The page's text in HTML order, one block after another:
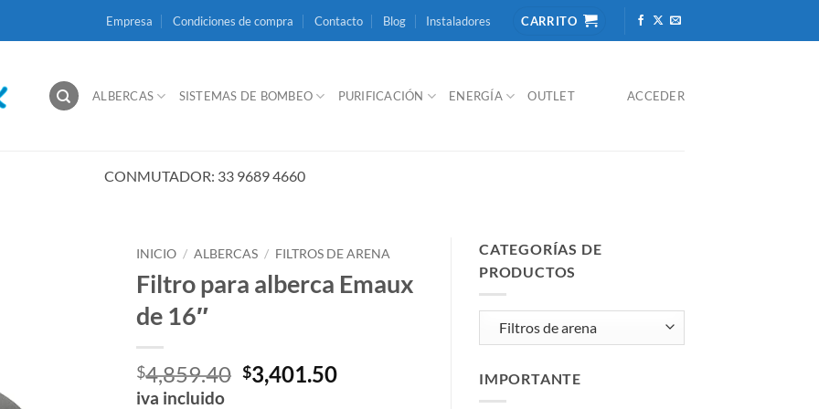
Empresa Condiciones de compra Contacto Blog Instaladores CARRITO
ALBERCAS SISTEMAS DE BOMBEO PURIFICACIÓN ENERGÍA OUTLET ACCEDER
CONMUTADOR: 33 9689 4660
INICIO / ALBERCAS / FILTROS DE ARENA
Filtro para alberca Emaux
de 16″
$4,859.40 El
precio
$3,401.50El
iva incluido
CATEGORÍAS DE
PRODUCTOS
IMPORTANTE